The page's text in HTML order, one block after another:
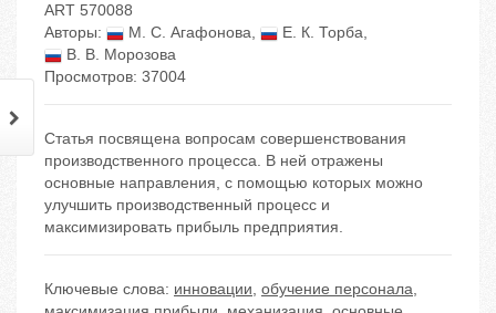
ART 570088
Авторы:
М. С. Агафонова, Е. К. Торба,
В. В. Морозова
Просмотров: 37004
Статья посвящена вопросам совершенствования
производственного процесса. В ней отражены
основные направления, с помощью которых можно
улучшить производственный процесс и
максимизировать прибыль предприятия.
Ключевые слова: инновации, обучение персонала,